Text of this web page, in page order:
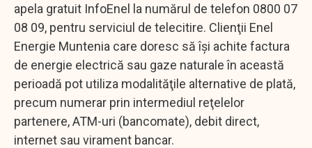
apela gratuit InfoEnel la numărul de telefon 0800 07
08 09, pentru serviciul de telecitire. Clienţii Enel
Energie Muntenia care doresc să îşi achite factura
de energie electrică sau gaze naturale în această
perioadă pot utiliza modalităţile alternative de plată,
precum numerar prin intermediul reţelelor
partenere, ATM-uri (bancomate), debit direct,
internet sau virament bancar.